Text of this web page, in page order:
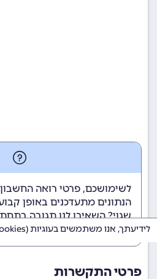
לשימושכם, פרטי רואה החשבון
הנתונים מתעדכנים באופן
שגוי? השאירו לנו תגובה
לטפל בבעיה בהקדם.
פרטי התקשרות
לידיעתך, אנו משתמשים בעוגיות (cookies) באתר זה.